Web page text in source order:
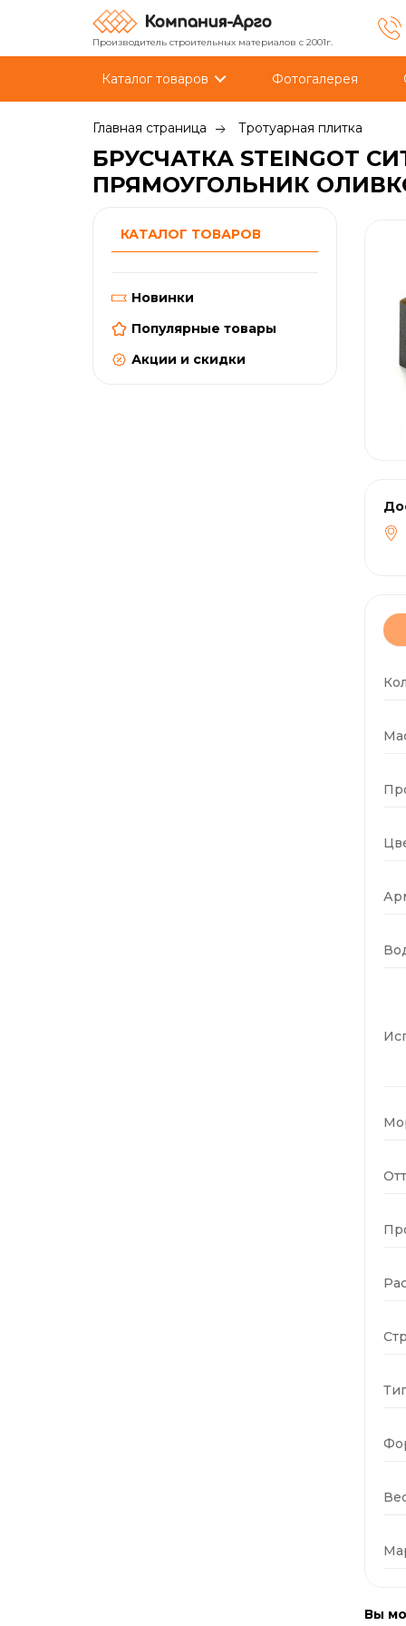
Производитель строительных материалов с 2001г.
Каталог товаров Фотогалерея
Главная страница Тротуарная плитка
БРУСЧАТКА STEINGOT
ПРЯМОУГОЛЬНИК
КАТАЛОГ ТОВАРОВ
Новинки
Популярные товары
Акции и скидки
Вы